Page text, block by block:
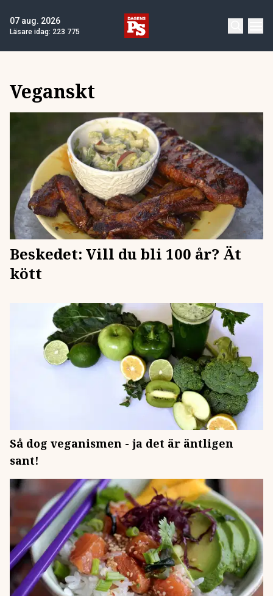
07 aug. 2026
Läsare idag: 223 775
Veganskt
Beskedet: Vill du bli 100 år? Ät
kött
Så dog veganismen - ja det är äntligen
sant!